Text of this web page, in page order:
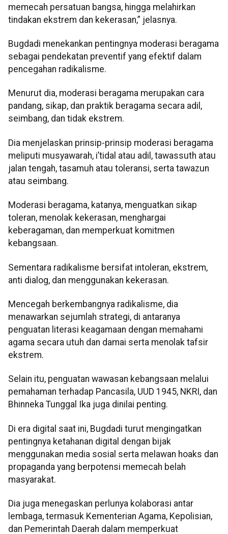
memecah persatuan bangsa, hingga melahirkan
tindakan ekstrem dan kekerasan,” jelasnya.
Bugdadi menekankan pentingnya moderasi beragama
sebagai pendekatan preventif yang efektif dalam
pencegahan radikalisme.
Menurut dia, moderasi beragama merupakan cara
pandang, sikap, dan praktik beragama secara adil,
seimbang, dan tidak ekstrem.
Dia menjelaskan prinsip-prinsip moderasi beragama
meliputi musyawarah, i’tidal atau adil, tawassuth atau
jalan tengah, tasamuh atau toleransi, serta tawazun
atau seimbang.
Moderasi beragama, katanya, menguatkan sikap
toleran, menolak kekerasan, menghargai
keberagaman, dan memperkuat komitmen
kebangsaan.
Sementara radikalisme bersifat intoleran, ekstrem,
anti dialog, dan menggunakan kekerasan.
Mencegah berkembangnya radikalisme, dia
menawarkan sejumlah strategi, di antaranya
penguatan literasi keagamaan dengan memahami
agama secara utuh dan damai serta menolak tafsir
ekstrem.
Selain itu, penguatan wawasan kebangsaan melalui
pemahaman terhadap Pancasila, UUD 1945, NKRI, dan
Bhinneka Tunggal Ika juga dinilai penting.
Di era digital saat ini, Bugdadi turut mengingatkan
pentingnya ketahanan digital dengan bijak
menggunakan media sosial serta melawan hoaks dan
propaganda yang berpotensi memecah belah
masyarakat.
Dia juga menegaskan perlunya kolaborasi antar
lembaga, termasuk Kementerian Agama, Kepolisian,
dan Pemerintah Daerah dalam memperkuat